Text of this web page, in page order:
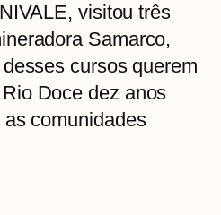
visitou três
Samarco,
cursos querem
Doce dez anos
comunidades